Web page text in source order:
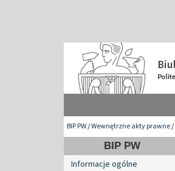
BIP PW/Wewnętrzne akty prawne/
BIP PW
Informacje ogólne